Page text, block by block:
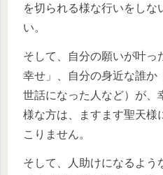
を切られる様な行いをしな
い。
そして、自分の願いが叶っ
幸せ」、自分の身近な誰か
世話になった人など）が、
様な方は、ますます聖天様
こりません。
そして、人助けになるよう